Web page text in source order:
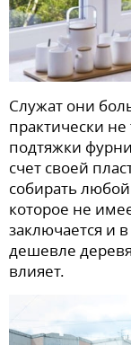
Служат они
практически
подтяжки
счет своей
собирать
которое не
заключается и
дешевле
влияет.